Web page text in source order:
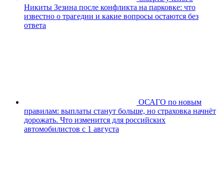
Никиты Зезина после конфликта на парковке: что
известно о трагедии и какие вопросы остаются без
ответа
ОСАГО по новым
правилам: выплаты станут больше, но страховка начнёт
дорожать. Что изменится для российских
автомобилистов с 1 августа